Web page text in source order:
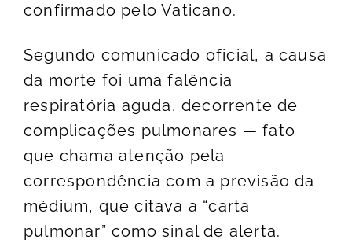
confirmado pelo Vaticano.
Segundo comunicado oficial, a causa
da morte foi uma falência
respiratória aguda, decorrente de
complicações pulmonares — fato
que chama atenção pela
correspondência com a previsão da
médium, que citava a “carta
pulmonar” como sinal de alerta.